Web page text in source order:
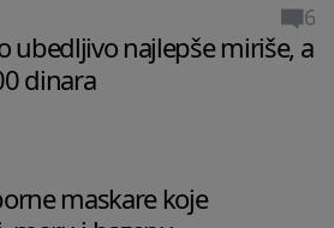
6
ubedljivo najlepše miriše, a
dinara
maskare koje